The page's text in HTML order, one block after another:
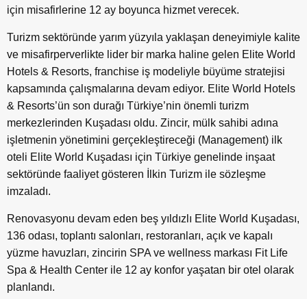
için misafirlerine 12 ay boyunca hizmet verecek.
Turizm sektöründe yarım yüzyıla yaklaşan deneyimiyle kalite
ve misafirperverlikte lider bir marka haline gelen Elite World
Hotels & Resorts, franchise iş modeliyle büyüme stratejisi
kapsamında çalışmalarına devam ediyor. Elite World Hotels
& Resorts’ün son durağı Türkiye’nin önemli turizm
merkezlerinden Kuşadası oldu. Zincir, mülk sahibi adına
işletmenin yönetimini gerçekleştireceği (Management) ilk
oteli Elite World Kuşadası için Türkiye genelinde inşaat
sektöründe faaliyet gösteren İlkin Turizm ile sözleşme
imzaladı.
Renovasyonu devam eden beş yıldızlı Elite World Kuşadası,
136 odası, toplantı salonları, restoranları, açık ve kapalı
yüzme havuzları, zincirin SPA ve wellness markası Fit Life
Spa & Health Center ile 12 ay konfor yaşatan bir otel olarak
planlandı.